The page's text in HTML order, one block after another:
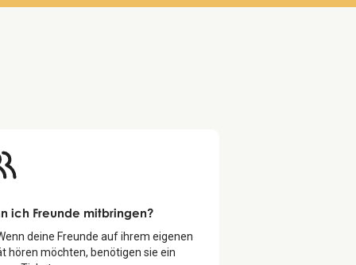
ich Freunde mitbringen?
deine Freunde auf ihrem eigenen
hören möchten, benötigen sie ein